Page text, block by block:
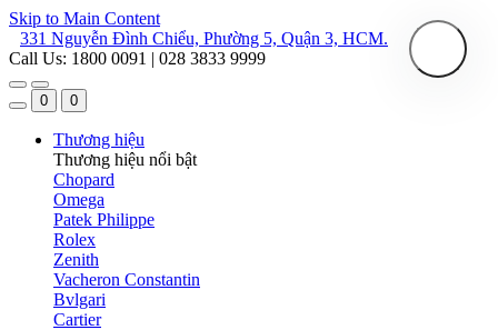
Skip to Main Content
331 Nguyễn Đình Chiểu, Phường 5, Quận 3, HCM.
Call Us: 1800 0091 | 028 3833 9999
0 0
Thương hiệu
Thương hiệu nổi bật
Chopard
Omega
Patek Philippe
Rolex
Zenith
Vacheron Constantin
Bvlgari
Cartier